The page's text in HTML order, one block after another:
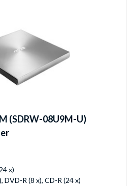
(SDRW-08U9M-U)
x)
DVD-R (8 x), CD-R (24 x)